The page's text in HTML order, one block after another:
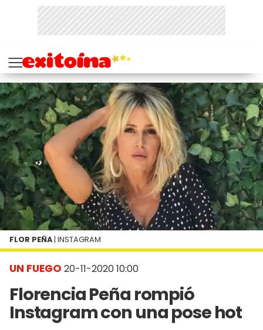
UN FUEGO 20-11-2020 10:00
Florencia Peña rompió
Instagram con una pose hot
FLOR PEÑA | INSTAGRAM